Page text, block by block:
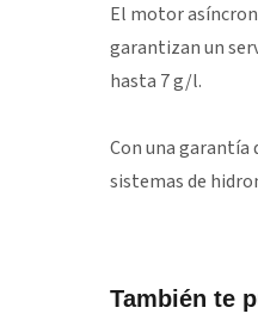
El motor
garantizan un
hasta 7 g/l.
Con una garantía
sistemas de
También te